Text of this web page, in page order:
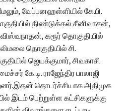
வேப்பனஹள்ளியில் கே.பி.
திண்டுக்கல் சீனிவாசன்,
கரூர் தொகுதியில்
தொகுதியில் சி.
ஜெயக்குமார், சிவகாசி
கே.டி. ராஜேந்திர பாலாஜி
தொடர்ச்சியாக அதிமுக
இடம் பெற்றுள்ள கட்சிகளுக்கு